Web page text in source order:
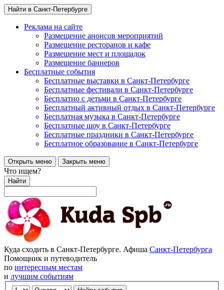
Найти в Санкт-Петербурге
Реклама на сайте
Размещение анонсов мероприятий
Размещение ресторанов и кафе
Размещение мест и площадок
Размещение баннеров
Бесплатные события
Бесплатные выставки в Санкт-Петербурге
Бесплатные фестивали в Санкт-Петербурге
Бесплатно с детьми в Санкт-Петербурге
Бесплатный активный отдых в Санкт-Петербурге
Бесплатная музыка в Санкт-Петербурге
Бесплатные шоу в Санкт-Петербурге
Бесплатные праздники в Санкт-Петербурге
Бесплатное образование в Санкт-Петербурге
Открыть меню Закрыть меню
Что ищем?
Найти
Куда сходить в Санкт-Петербурге. Афиша Санкт-Петербурга
Помощник и путеводитель
по интересным местам
и лучшим событиям